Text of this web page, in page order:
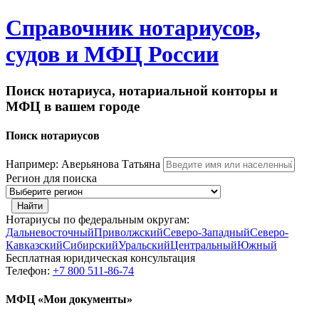
Справочник нотариусов,
судов и МФЦ России
Поиск нотариуса, нотариальной конторы и
МФЦ в вашем городе
Поиск нотариусов
Например: Аверьянова Татьяна
Регион для поиска
Найти
Нотариусы по федеральным округам:
ДальневосточныйПриволжскийСеверо-ЗападныйСеверо-
КавказскийСибирскийУральскийЦентральныйЮжный
Бесплатная юридическая консультация
Телефон: +7 800 511-86-74
МФЦ «Мои документы»